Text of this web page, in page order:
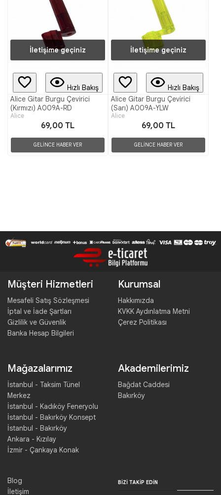
İletişime geçiniz
Hızlı Bakış
Alice Gitar Burgu Çevirici
(Kırmızı) A009A-RD
Alice
69,00 TL
GELİNCE HABER VER
İletişime geçiniz
Hızlı Bakış
Alice Gitar Burgu Çevirici
(Sarı) A009A-YLW
Alice
69,00 TL
GELİNCE HABER VER
Müşteri Hizmetleri
Mesafeli Satış Sözleşmesi
İptal ve İade Şartları
Gizlilik ve Güvenlik
Banka Hesap Bilgileri
Kurumsal
Hakkımızda
KVKK Aydınlatma Metni
Çerez Politikası
Mağazalarımız
İstanbul - Taksim Tünel
Merkez
İstanbul - Kadıköy Feneryolu
İstanbul - Bakırköy Konsept
İstanbul - Bakırköy
Ankara - Kızılay
İzmir - Çankaya Konak
Akademilerimiz
Bağdat Caddesi
Bakırköy
Blog
İletişim
BIZI TAKIP EDIN